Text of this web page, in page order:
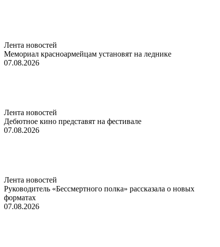
Лента новостей
Мемориал красноармейцам установят на леднике
07.08.2026
Лента новостей
Дебютное кино представят на фестивале
07.08.2026
Лента новостей
Руководитель «Бессмертного полка» рассказала о новых
форматах
07.08.2026